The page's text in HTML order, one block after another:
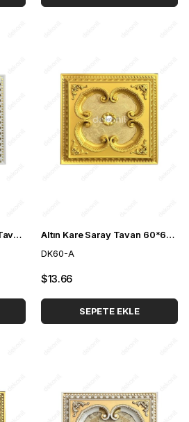
Beyaza Altın Kare Saray Tavan 60*60 cm Altın Kare Saray Tavan 60*60 cm
DK60-A
$13.66
SEPETE EKLE